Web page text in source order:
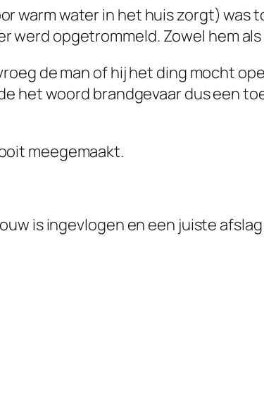
warm water in het huis zorgt) was
opgetrommeld. Zowel hem
de man of hij het ding mocht
het woord brandgevaar dus een
meegemaakt.
is ingevlogen en een juiste